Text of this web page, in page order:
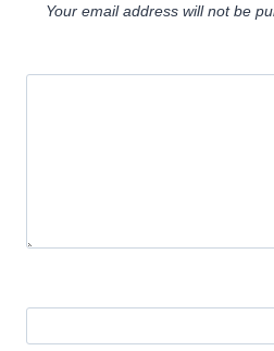
Your email address will not be